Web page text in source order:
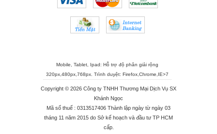
Mobile, Tablet, Ipad: Hỗ trợ độ phân giải rộng
320px,480px,768px. Trình duyệt: Firefox Chrome IE>7
Copyright © 2026 Công ty TNHH Thương Mại Dịch Vụ SX
Khánh Ngọc
Mã số thuế : 0313517406 Thành lập ngày từ ngày 03
tháng 11 năm 2015 do Sở kế hoạch và đầu tư TP HCM
cấp.